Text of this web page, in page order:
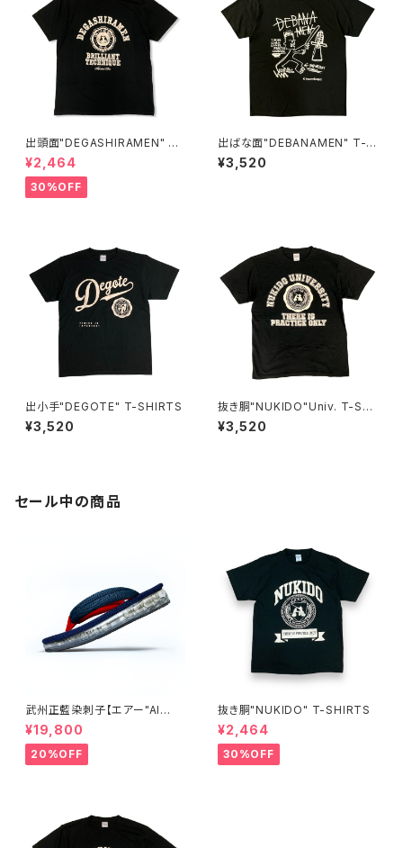
出頭面"DEGASHIRAMEN" T-
SHIRTS
¥2,464
30%OFF
出ばな面"DEBANAMEN" T-S
HIRTS
¥3,520
出小手"DEGOTE" T-SHIRTS
¥3,520
抜き胴"NUKIDO"Univ. T-SHI
RTS
¥3,520
セール中の商品
武州正藍染刺子【エアー"AI
R"雪駄】楽駄-laqda-02
¥19,800
20%OFF
抜き胴"NUKIDO" T-SHIRTS
¥2,464
30%OFF